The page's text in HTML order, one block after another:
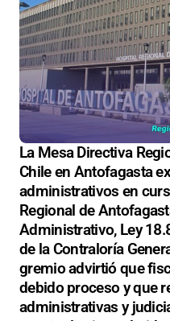
La Mesa Directiva
Chile en Antofagasta
administrativos en
Regional de
Administrativo, Ley
de la Contraloría
gremio advirtió que
debido proceso y que
administrativas y